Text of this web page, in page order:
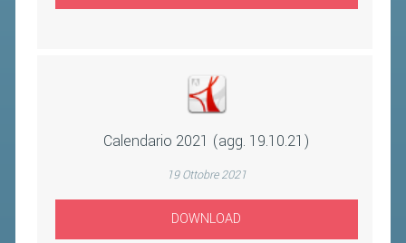
Calendario 2021 (agg. 19.10.21)
19 Ottobre 2021
DOWNLOAD
SPORTELLO FISCALE
NOVITÀ FISCALI
DOCUMENTI E APPROFONDIMENTI